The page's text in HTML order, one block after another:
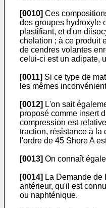
[0010] Ces
des groupes hydroxyle
plastifiant, et d'un
chelation ; à ce produit
de cendres volantes
celui-ci est un adipate,
[0011] Si ce type de
les mêmes
[0012] L'on sait
proposé comme insert
compression est
traction, résistance à la
l'ordre de 45 Shore A
[0013] On connaît
[0014] La Demande
antérieur, qu'il est
ou naphténique.